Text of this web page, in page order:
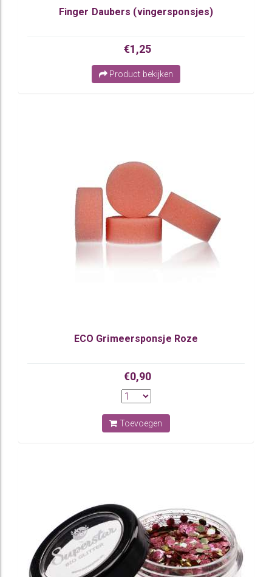
Finger Daubers (vingersponsjes)
€1,25
Product bekijken
ECO Grimeersponsje Roze
€0,90
Toevoegen